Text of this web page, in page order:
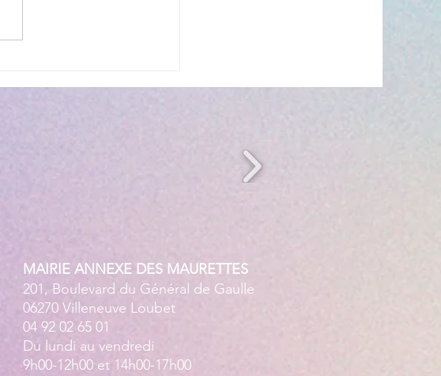
Loubet ! ☀️🎤
MAIRIE ANNEXE DES MAURETTES
201, Boulevard du Général de Gaulle
06270 Villeneuve Loubet
04 92 02 65 01
Du lundi au vendredi
9h00-12h00 et 14h00-17h00